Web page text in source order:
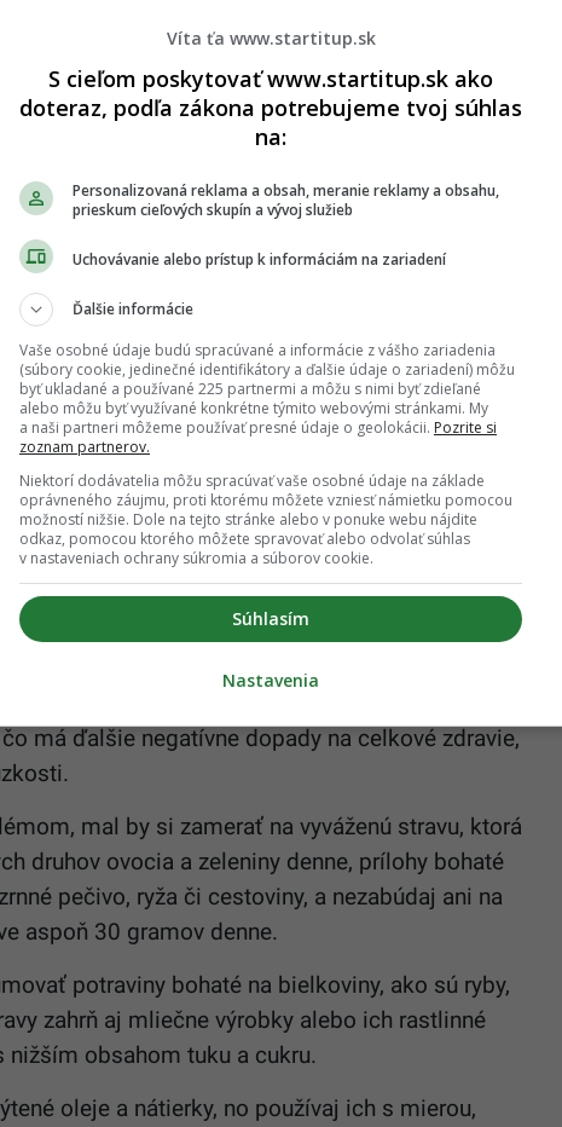
prudké zhoršenie kľúčových zdravotných
srdcových ochorení. Došlo u nich až k 20-
pečeni, čo zvyšuje riziko vzniku cukrovky 2. typu,
„zlého“ cholesterolu.
na polynenasýtené tuky, dosiahli významné
„zlého“ cholesterolu sa znížila o zhruba 10
zásob v srdcovom svale. Nikola Srnic,
zdôraznil:„Kľúčovým faktorom je typ tuku, nie
strava
strava ovplyvňuje nielen fyzické zdravie, ale aj
nezdravých jedál môže vyústiť do
má ďalšie negatívne dopady na celkové zdravie,
mal by si zamerať na vyváženú stravu, ktorá
druhov ovocia a zeleniny denne, prílohy bohaté
pečivo, ryža či cestoviny, a nezabúdaj ani na
aspoň 30 gramov denne.
potraviny bohaté na bielkoviny, ako sú ryby,
zahrň aj mliečne výrobky alebo ich rastlinné
nižším obsahom tuku a cukru.
oleje a nátierky, no používaj ich s mierou,
Víta ťa www.startitup.sk
S cieľom poskytovať www.startitup.sk ako
doteraz, podľa zákona potrebujeme tvoj súhlas
na:
Personalizovaná reklama a obsah, meranie reklamy a obsahu,
prieskum cieľových skupín a vývoj služieb
Uchovávanie alebo prístup k informáciám na zariadení
Ďalšie informácie
Vaše osobné údaje budú spracúvané a informácie z vášho zariadenia
(súbory cookie, jedinečné identifikátory a ďalšie údaje o zariadení) môžu
byť ukladané a používané 225 partnermi a môžu s nimi byť zdieľané
alebo môžu byť využívané konkrétne týmito webovými stránkami. My
a naši partneri môžeme používať presné údaje o geolokácii. Pozrite si
zoznam partnerov.
Niektorí dodávatelia môžu spracúvať vaše osobné údaje na základe
oprávneného záujmu, proti ktorému môžete vzniesť námietku pomocou
možností nižšie. Dole na tejto stránke alebo v ponuke webu nájdite
odkaz, pomocou ktorého môžete spravovať alebo odvolať súhlas
v nastaveniach ochrany súkromia a súborov cookie.
Súhlasím
Nastavenia